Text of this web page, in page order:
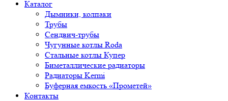
Каталог
Дымники, колпаки
Трубы
Сендвич-трубы
Чугунные котлы Roda
Стальные котлы Купер
Биметаллические радиаторы
Радиаторы Kermi
Буферная емкость «Прометей»
Контакты